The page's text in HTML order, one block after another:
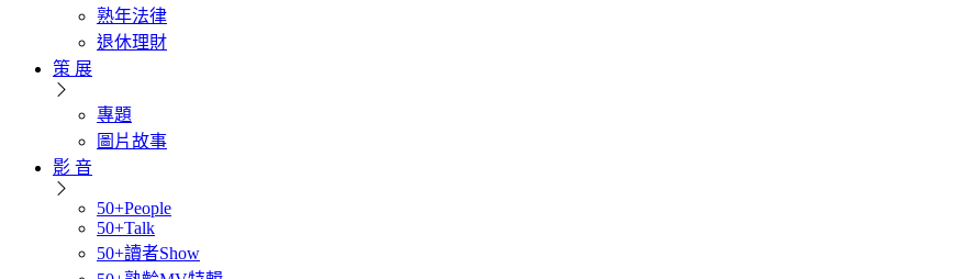
熟年法律
退休理財
策 展
專題
圖片故事
影 音
50+People
50+Talk
50+讀者Show